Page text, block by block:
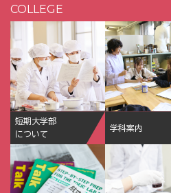
COLLEGE
短期大学部
について
学科案内